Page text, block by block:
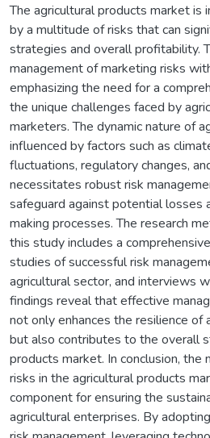
The agricultural products market is
by a multitude of risks that can
strategies and overall profitability.
management of marketing risks
emphasizing the need for a
the unique challenges faced by
marketers. The dynamic nature of
influenced by factors such as
fluctuations, regulatory changes,
necessitates robust risk
safeguard against potential losses
making processes. The research
this study includes a
studies of successful risk
agricultural sector, and interviews
findings reveal that effective
not only enhances the resilience of
but also contributes to the overall
products market. In conclusion, the
risks in the agricultural products
component for ensuring the
agricultural enterprises. By